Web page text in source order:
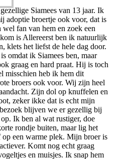
Siamees van 13 jaar. Ik
adoptie broertje ook voor, dat is
fan van hem en zoek een
is Allereerst ben ik natuurlijk
klets het liefst de hele dag door.
omdat ik Siamees ben, maar
graag en hard praat. Hij is toch
misschien heb ik hem dit
broers ook voor. Wij zijn heel
Zijn dol op knuffelen en
zeker ikke dat is echt mijn
blijven we er gezellig bij
Ik ben al wat rustiger, doe
rondje buiten, maar lig het
een warme plek. Mijn broer is
Komt nog echt graag
en muisjes. Ik snap hem